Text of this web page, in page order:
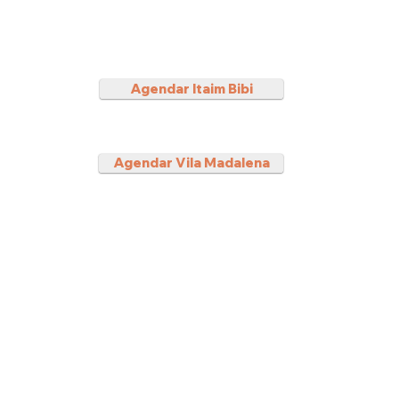
Agendar Itaim Bibi
Agendar Vila Madalena